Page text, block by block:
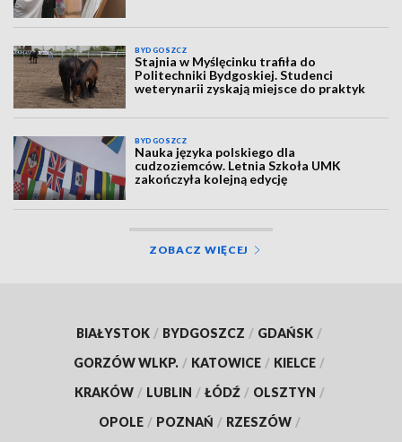
BYDGOSZCZ
Stajnia w Myślęcinku trafiła do
Politechniki Bydgoskiej. Studenci
weterynarii zyskają miejsce do praktyk
BYDGOSZCZ
Nauka języka polskiego dla
cudzoziemców. Letnia Szkoła UMK
zakończyła kolejną edycję
ZOBACZ WIĘCEJ
BIAŁYSTOK / BYDGOSZCZ / GDAŃSK /
GORZÓW WLKP. / KATOWICE / KIELCE /
KRAKÓW / LUBLIN / ŁÓDŹ / OLSZTYN /
OPOLE / POZNAŃ / RZESZÓW /